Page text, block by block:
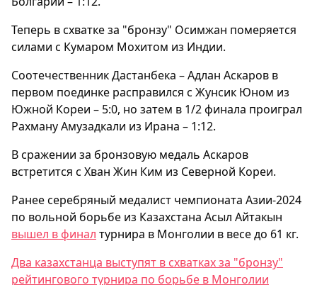
Теперь в схватке за "бронзу" Осимжан померяется
силами с Кумаром Мохитом из Индии.
Соотечественник Дастанбека – Адлан Аскаров в
первом поединке расправился с Жунсик Юном из
Южной Кореи – 5:0, но затем в 1/2 финала проиграл
Рахману Амузадкали из Ирана – 1:12.
В сражении за бронзовую медаль Аскаров
встретится с Хван Жин Ким из Северной Кореи.
Ранее серебряный медалист чемпионата Азии-2024
по вольной борьбе из Казахстана Асыл Айтакын
вышел в финал турнира в Монголии в весе до 61 кг.
Два казахстанца выступят в схватках за "бронзу"
рейтингового турнира по борьбе в Монголии